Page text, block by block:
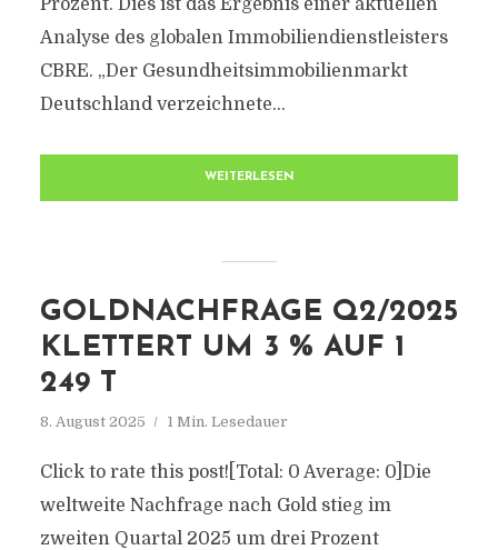
Prozent. Dies ist das Ergebnis einer aktuellen
Analyse des globalen Immobiliendienstleisters
CBRE. „Der Gesundheitsimmobilienmarkt
Deutschland verzeichnete...
WEITERLESEN
GOLDNACHFRAGE Q2/2025
KLETTERT UM 3 % AUF 1
249 T
8. August 2025 1 Min. Lesedauer
Click to rate this post![Total: 0 Average: 0]Die
weltweite Nachfrage nach Gold stieg im
zweiten Quartal 2025 um drei Prozent